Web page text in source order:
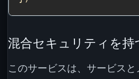
混合セキュリティを持
このサービスは、サービス